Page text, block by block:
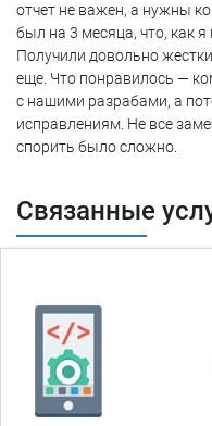
отчет не важен, а нужны
был на 3 месяца, что, как
Получили довольно
еще. Что понравилось —
с нашими разрабами, а
исправлениям. Не все
спорить было сложно.
Связанные